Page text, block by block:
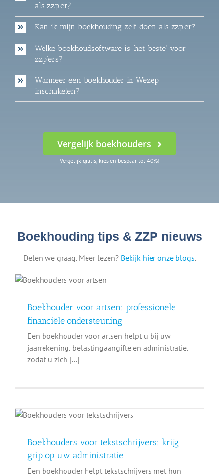
als zzp'er?
Kan ik mijn boekhouding zelf doen als zzp’er?
Welke boekhoudsoftware is ‘het beste’ voor
zzp’ers?
Wanneer een boekhouder in Wezep
inschakelen?
Vergelijk boekhouders
Vergelijk gratis, kies en bespaar tot 40%!
Boekhouding tips & ZZP nieuws
Delen we graag. Meer lezen? Bekijk hier onze blogs.
Boekhouder voor artsen: professionele
financiële ondersteuning
Een boekhouder voor artsen helpt u bij uw
jaarrekening, belastingaangifte en administratie,
zodat u zich [...]
Boekhouders voor tekstschrijvers: krijg
grip op uw administratie
Een boekhouder helpt tekstschrijvers met hun